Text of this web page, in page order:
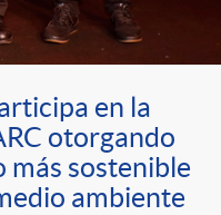
en la
otorgando
más sostenible
ambiente